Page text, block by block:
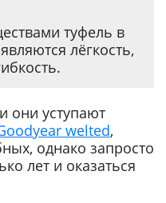
туфель в
лёгкость,
они уступают
welted,
однако запросто
лет и оказаться